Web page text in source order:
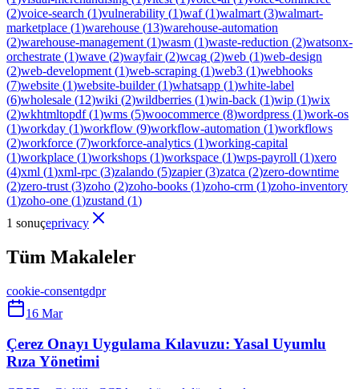
(2)voice-search (1)vulnerability (1)waf(1)walmart (3)walmart-
marketplace (1)warehouse (13)warehouse-automation
(2)warehouse-management (1)wasm (1)waste-reduction (2)watsonx-
orchestrate (1)wave (2)wayfair(2)wcag (2)web (1)web-design
(2)web-development (1)web-scraping (1)web3 (1)webhooks
(7)website (1)website-builder(1)whatsapp (1)white-label
(6)wholesale (12)wiki (2)wildberries (1)win-back (1)wip (1)wix
(2)wkhtmltopdf(1)wms (5)woocommerce (8)wordpress (1)work-os
(1)workday (1)workflow (9)workflow-automation (1)workflows
(2)workforce (7)workforce-analytics (1)working-capital
(1)workplace (1)workshops (1)workspace (1)wps-payroll (1)xero
(4)xml (1)xml-rpc (3)zalando (5)zapier(3)zatca (2)zero-downtime
(2)zero-trust (3)zoho (2)zoho-books (1)zoho-crm (1)zoho-inventory
(1)zoho-one (1)zustand (1)
1 sonuçeprivacy
Tüm Makaleler
cookie-consentgdpr
16 Mar
Çerez Onayı Uygulama Kılavuzu: Yasal Uyumlu
Rıza Yönetimi